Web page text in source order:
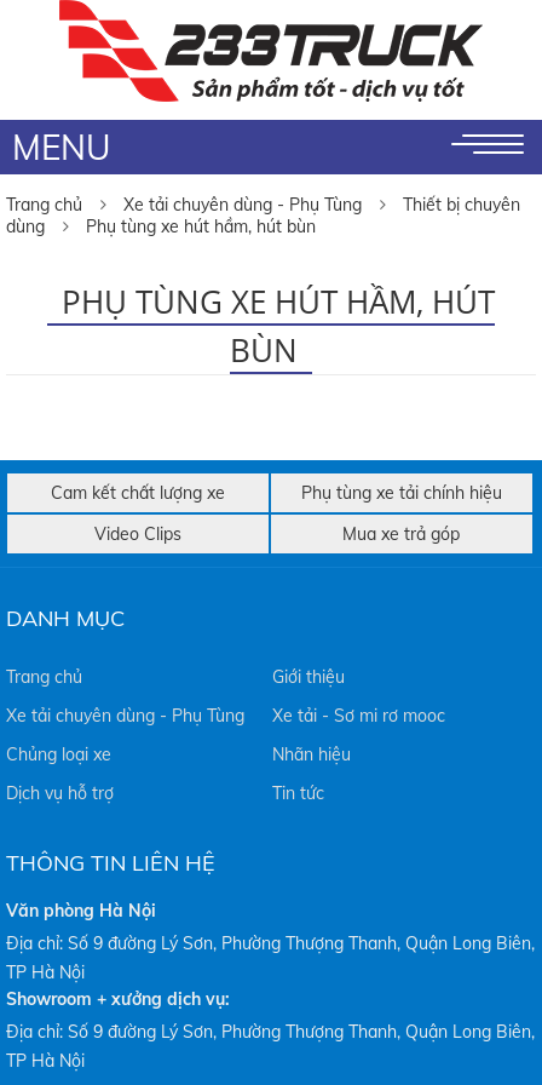
MENU
Trang chủ Xe tải chuyên dùng - Phụ Tùng
Thiết bị chuyên
dùng
Phụ tùng xe hút hầm, hút bùn
PHỤ TÙNG XE HÚT HẦM, HÚT
BÙN
Cam kết chất lượng xe
Phụ tùng xe tải chính hiệu
Video Clips
Mua xe trả góp
DANH MỤC
Trang chủ
Giới thiệu
Xe tải chuyên dùng - Phụ Tùng
Xe tải - Sơ mi rơ mooc
Chủng loại xe
Nhãn hiệu
Dịch vụ hỗ trợ
Tin tức
THÔNG TIN LIÊN HỆ
Văn phòng Hà Nội
Địa chỉ: Số 9 đường Lý Sơn, Phường Thượng Thanh, Quận Long Biên,
TP Hà Nội
Showroom + xưởng dịch vụ:
Địa chỉ: Số 9 đường Lý Sơn, Phường Thượng Thanh, Quận Long Biên,
TP Hà Nội